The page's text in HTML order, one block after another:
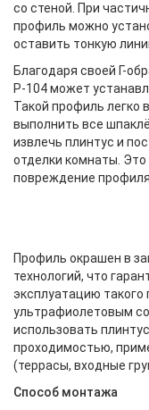
со стеной. При
профиль можно
оставить тонкую
Благодаря своей Г-
Р-104 может
Такой профиль легко
выполнить все
извлечь плинтус и
отделки комнаты.
повреждение
Профиль окрашен в
технологий, что
эксплуатацию такого
ультрафиолетовым
использовать
проходимостью,
(террасы, входные
Способ монтажа